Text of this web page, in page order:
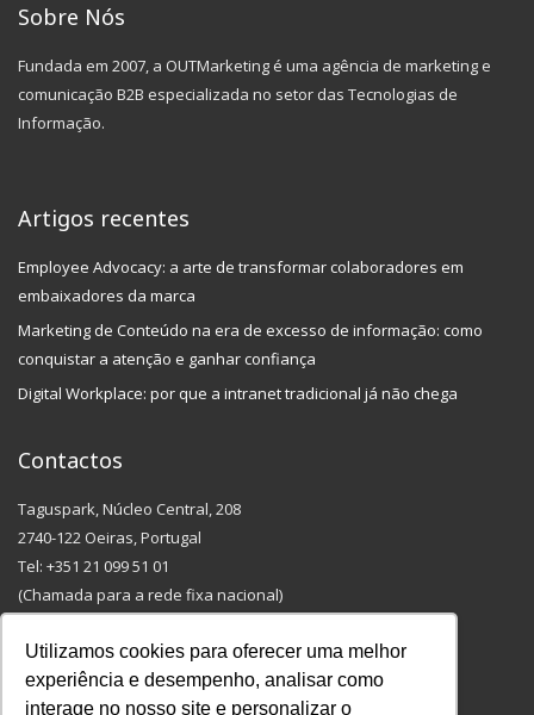
Utilizamos cookies para oferecer uma melhor
experiência e desempenho, analisar como
interage no nosso site e personalizar o
Sobre Nós
Fundada em 2007, a OUTMarketing é uma agência de marketing e
comunicação B2B especializada no setor das Tecnologias de
Informação.
Artigos recentes
Employee Advocacy: a arte de transformar colaboradores em
embaixadores da marca
Marketing de Conteúdo na era de excesso de informação: como
conquistar a atenção e ganhar confiança
Digital Workplace: por que a intranet tradicional já não chega
Contactos
Taguspark, Núcleo Central, 208
2740-122 Oeiras, Portugal
Tel: +351 21 099 51 01
(Chamada para a rede fixa nacional)